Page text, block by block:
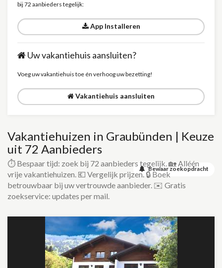
bij 72 aanbieders tegelijk:
App Installeren
Uw vakantiehuis aansluiten?
Voeg uw vakantiehuis toe én verhoog uw bezetting!
Vakantiehuis aansluiten
Bewaar zoekopdracht
Vakantiehuizen in Graubünden | Keuze
uit 72 Aanbieders
⏱️ Bespaar tijd: zoek bij 72 aanbieders tegelijk. 🏡 Alléén
vrije vakantiehuizen. 💶 Vergelijk prijzen. 🔒 Boek
betrouwbaar bij uw vertrouwde aanbieder. ✉️ Gratis
zoekservice: updates per mail.